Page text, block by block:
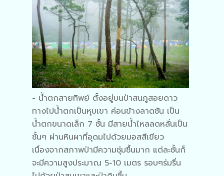
- น้ำตกสายทิพย์ ตั้งอยู่บนป่าสนภูสอยดาว
ทางไปน้ำตกเป็นหุบเขา ค่อนข้างลาดชัน เป็น
น้ำตกขนาดเล็ก 7 ชั้น มีสายน้ำไหลลดหลั่นเป็น
ชั้นๆ ผ่านหินผาที่อุดมไปด้วยมอสสีเขียว
เนื่องจากสภาพป่ามีความชุ่มชื้นมาก แต่ละชั้นก็
จะมีความสูงประมาณ 5-10 เมตร รอบๆร่มรื่น